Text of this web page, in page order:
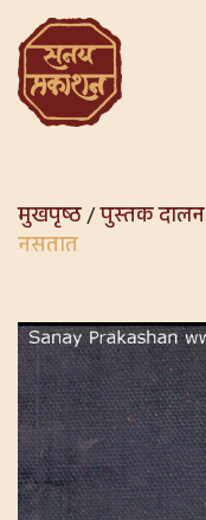
मुखपृष्ठ/पुस्तक दालन
नसतात